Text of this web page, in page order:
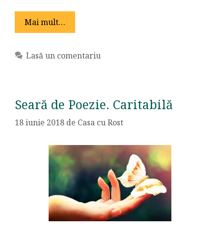
Mai mult…
Lasă un comentariu
Seară de Poezie. Caritabilă
18 iunie 2018 de Casa cu Rost